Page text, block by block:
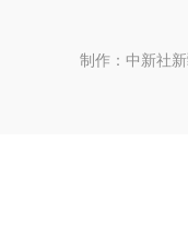
制作：中新